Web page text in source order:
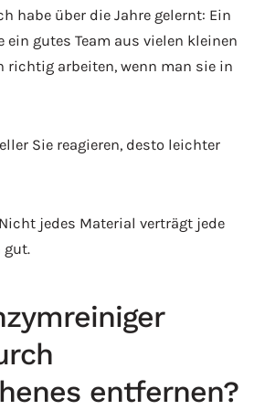
habe über die Jahre gelernt: Ein
ein gutes Team aus vielen kleinen
richtig arbeiten, wenn man sie in
Sie reagieren, desto leichter
jedes Material verträgt jede
gut.
entfernen?